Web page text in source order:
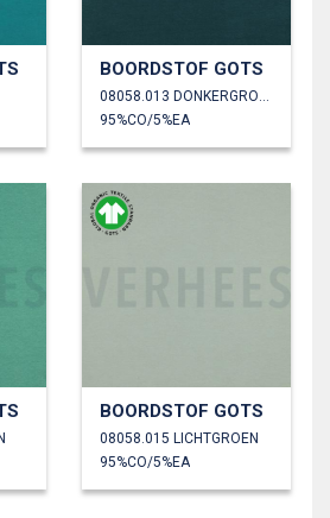
BOORDSTOF GOTS
08058.013 DONKERGROEN
95%CO/5%EA
BOORDSTOF GOTS
08058.015 LICHTGROEN
95%CO/5%EA